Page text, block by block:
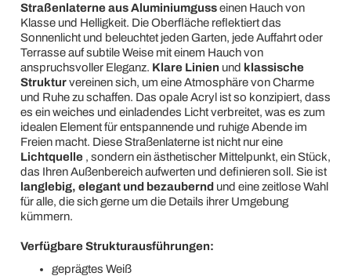
Straßenlaterne aus Aluminiumgusseinen Hauch von
Klasse und Helligkeit. Die Oberfläche reflektiert das
Sonnenlicht und beleuchtet jeden Garten, jede Auffahrt oder
Terrasse auf subtile Weise mit einem Hauch von
anspruchsvoller Eleganz. Klare Linien und klassische
Strukturvereinen sich, um eine Atmosphäre von Charme
und Ruhe zu schaffen. Das opale Acryl ist so konzipiert, dass
es ein weiches und einladendes Licht verbreitet, was es zum
idealen Element für entspannende und ruhige Abende im
Freien macht. Diese Straßenlaterne ist nicht nur eine
Lichtquelle, sondern ein ästhetischer Mittelpunkt, ein Stück,
das Ihren Außenbereich aufwerten und definieren soll. Sie ist
langlebig, elegant und bezaubernd und eine zeitlose Wahl
für alle, die sich gerne um die Details ihrer Umgebung
kümmern.
Verfügbare Strukturausführungen:
geprägtes Weiß